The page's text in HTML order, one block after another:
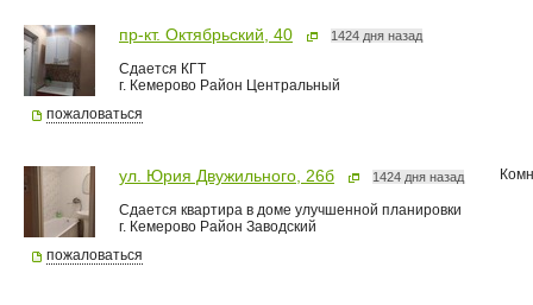
пр-кт. Октябрьский, 40 1424 дня назад
Сдается КГТ
г. Кемерово Район Центральный
пожаловаться
ул. Юрия Двужильного, 26б 1424 дня назад
Сдается квартира в доме улучшенной планировки
г. Кемерово Район Заводский
пожаловаться